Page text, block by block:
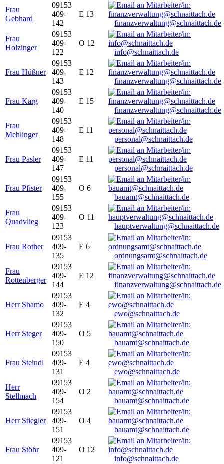
Frau
Gebhard
09153
409-
142
E 13
finanzverwaltung@schnaittach.de
Frau
Holzinger
09153
409-
122
O 12
info@schnaittach.de
Frau Hüßner
09153
409-
143
E 12
finanzverwaltung@schnaittach.de
Frau Karg
09153
409-
140
E 15
finanzverwaltung@schnaittach.de
Frau
Mehlinger
09153
409-
148
E 11
personal@schnaittach.de
Frau Pasler
09153
409-
147
E 11
personal@schnaittach.de
Frau Pfister
09153
409-
155
O 6
bauamt@schnaittach.de
Frau
Quadvlieg
09153
409-
123
O 11
hauptverwaltung@schnaittach.de
Frau Rother
09153
409-
135
E 6
ordnungsamt@schnaittach.de
Frau
Rottenberger
09153
409-
144
E 12
finanzverwaltung@schnaittach.de
Herr Shamo
09153
409-
132
E 4
ewo@schnaittach.de
Herr Steger
09153
409-
150
O 5
bauamt@schnaittach.de
Frau Steindl
09153
409-
131
E 4
ewo@schnaittach.de
Herr
Stellmach
09153
409-
154
O 2
bauamt@schnaittach.de
Herr Stiegler
09153
409-
151
O 4
bauamt@schnaittach.de
Frau Stöhr
09153
409-
121
O 12
info@schnaittach.de